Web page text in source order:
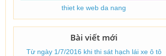
thiet ke web da nang
Bài viết mới
Từ ngày 1/7/2016 khi thi sát hạch lái xe ô tô